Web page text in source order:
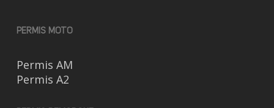
PERMIS MOTO
Permis AM
Permis A2